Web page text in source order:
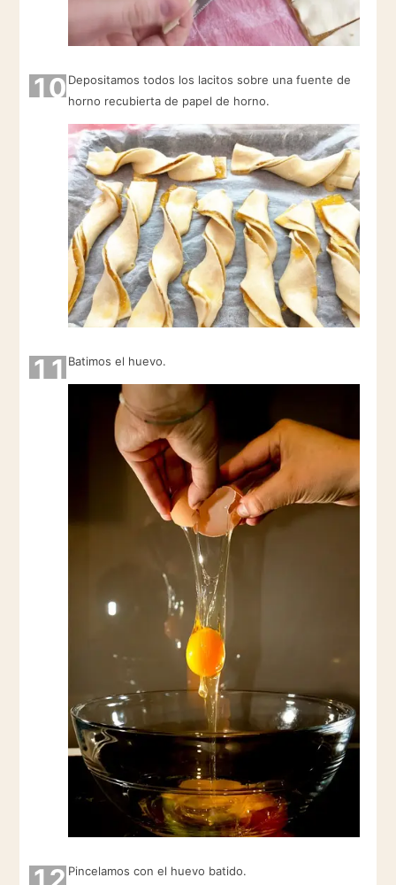
10 Depositamos todos los lacitos sobre una fuente de
horno recubierta de papel de horno.
11 Batimos el huevo.
12 Pincelamos con el huevo batido.